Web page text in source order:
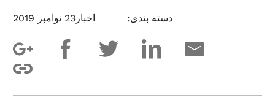
دسته بندی: اخبار 23 نوامبر 2019